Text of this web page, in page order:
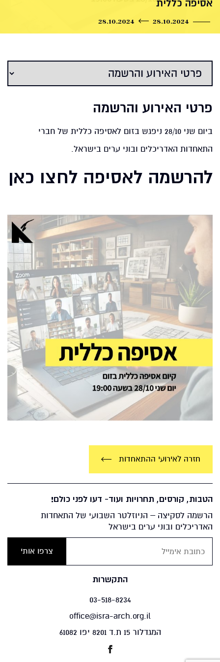
אסיפה כללית
פרטי האירוע והרשמה
ביום שני 28/10 ניפגש בזום לאסיפה כללית של חברי
התאחדות האדריכלים ובוני ערים בישראל.
להרשמה לאסיפה לחצו כאן
חזרה לאירועי ההתאחדות
הטבות, קורסים, תחרויות ועוד- דעו לפני כולם!
הרשמה לסקיצה – הניוזלטר השבועי של התאחדות
האדריכלים ובוני ערים בישראל
התקשרות
03-518-8234
office@isra-arch.org.il
המגדלור 15 ת.ד 8201 יפו 61082